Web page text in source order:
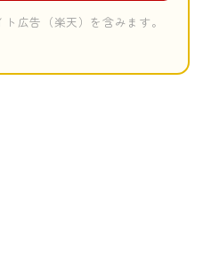
広告（楽天）を含みます。